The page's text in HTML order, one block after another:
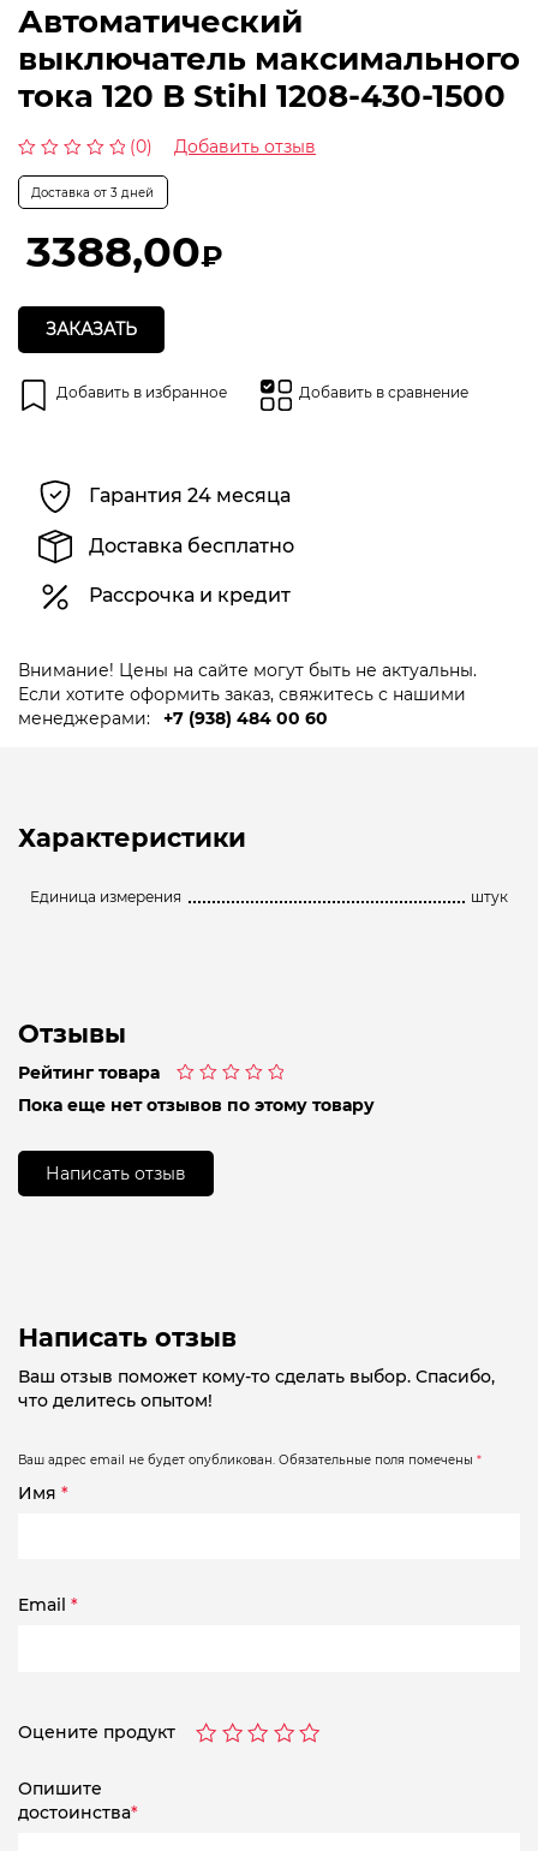
Автоматический
выключатель максимального
тока 120 В Stihl 1208-430-1500
из
(0) Добавить отзыв
Доставка от 3 дней
3388,00₽
ЗАКАЗАТЬ
Добавить в избранное Добавить в сравнение
Гарантия 24 месяца
Доставка бесплатно
Рассрочка и кредит
Внимание! Цены на сайте могут быть не актуальны.
Если хотите оформить заказ, свяжитесь с нашими
менеджерами:
+7 (938) 484 00 60
Характеристики
Единица измерения штук
Отзывы
Рейтинг товара
0
Пока еще нет отзывов по этому товару
Написать отзыв
Написать отзыв
Ваш отзыв поможет кому-то сделать выбор. Спасибо,
что делитесь опытом!
Ваш адрес email не будет опубликован. Обязательные поля помечены *
Имя *
Email *
Оцените продукт
Опишите
достоинства*